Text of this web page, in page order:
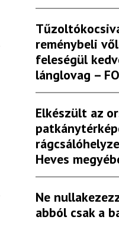
reménybeli
feleségül
lánglovag –
Elkészült az
Heves
Ne
abból csak a